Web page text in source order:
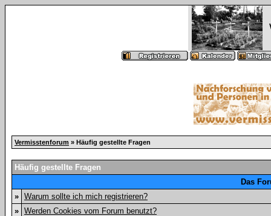
Vermisstenforum » Häufig gestellte Fragen
Häufig gestellte Fragen
Das
» Warum sollte ich mich registrieren?
» Werden Cookies vom Forum benutzt?